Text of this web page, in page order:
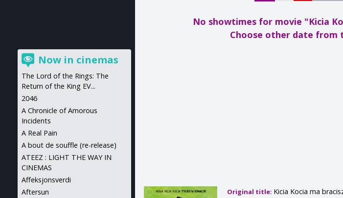
No showtimes for movie "Kicia
Choose other date from
Original title: Kicia Kocia ma
Now in cinemas
The Lord of the Rings: The
Return of the King EV...
2046
A Chronicle of Amorous
Incidents
A Real Pain
A bout de souffle (re-release)
ATEEZ : LIGHT THE WAY IN
CINEMAS
Affeksjonsverdi
Aftersun